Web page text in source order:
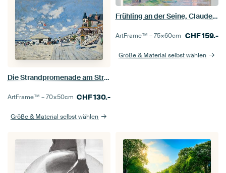
Die Strandpromenade am Strand von Trouville, Claude Monet
ArtFrame™ –70×50cm CHF130.-
Größe & Material selbst wählen
Frühling an der Seine, Claude Monet
ArtFrame™ –75×60cm CHF159.-
Größe & Material selbst wählen